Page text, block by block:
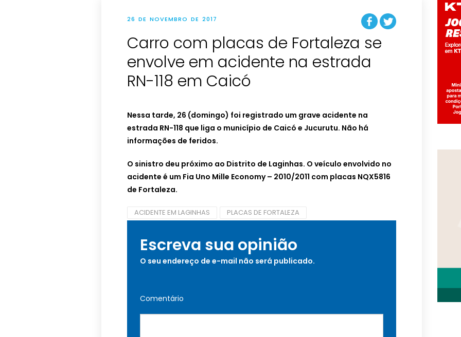
26 DE NOVEMBRO DE 2017
Carro com placas de Fortaleza se
envolve em acidente na estrada
RN-118 em Caicó
Nessa tarde, 26 (domingo) foi registrado um grave acidente na
estrada RN-118 que liga o município de Caicó e Jucurutu. Não há
informações de feridos.
O sinistro deu próximo ao Distrito de Laginhas. O veículo envolvido no
acidente é um Fia Uno Mille Economy – 2010/2011 com placas NQX5816
de Fortaleza.
ACIDENTE EM LAGINHAS PLACAS DE FORTALEZA
Escreva sua opinião
O seu endereço de e-mail não será publicado.
Comentário